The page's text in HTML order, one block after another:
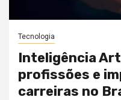
Tecnologia
Inteligência
profissões e
carreiras no